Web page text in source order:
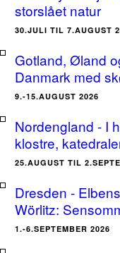
storslået natur
30.JULI TIL 7.AUGUST
Gotland, Øland
Danmark med
9.-15.AUGUST 2026
Nordengland - I
klostre,
25.AUGUST TIL
Dresden -
Wörlitz:
1.-6.SEPTEMBER 2026